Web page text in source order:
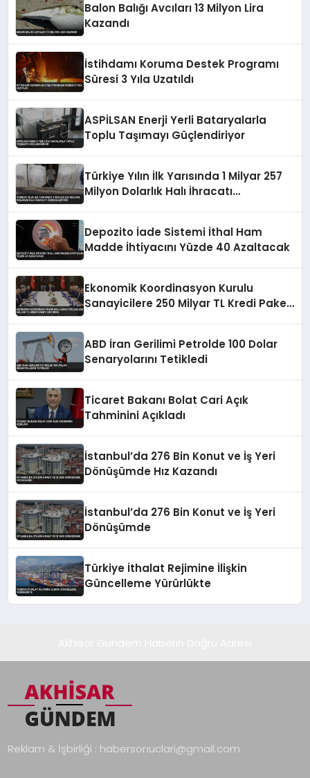
Balon Balığı Avcıları 13 Milyon Lira
Kazandı
İstihdamı Koruma Destek Programı
Süresi 3 Yıla Uzatıldı
ASPİLSAN Enerji Yerli Bataryalarla
Toplu Taşımayı Güçlendiriyor
Türkiye Yılın İlk Yarısında 1 Milyar 257
Milyon Dolarlık Halı İhracatı
Depozito İade Sistemi İthal Ham
Madde İhtiyacını Yüzde 40 Azaltacak
Ekonomik Koordinasyon Kurulu
Sanayicilere 250 Milyar TL Kredi Paketi
ABD İran Gerilimi Petrolde 100 Dolar
Senaryolarını Tetikledi
Ticaret Bakanı Bolat Cari Açık
Tahminini Açıkladı
İstanbul’da 276 Bin Konut ve İş Yeri
Dönüşümde Hız Kazandı
İstanbul’da 276 Bin Konut ve İş Yeri
Dönüşümde
Türkiye İthalat Rejimine İlişkin
Güncelleme Yürürlükte
Reklam & İşbirliği : habersonuclari@gmail.com